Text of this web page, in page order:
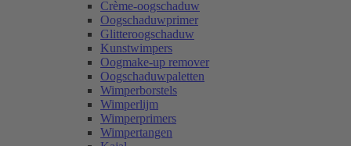
Crème-oogschaduw
Oogschaduwprimer
Glitteroogschaduw
Kunstwimpers
Oogmake-up remover
Oogschaduwpaletten
Wimperborstels
Wimperlijm
Wimperprimers
Wimpertangen